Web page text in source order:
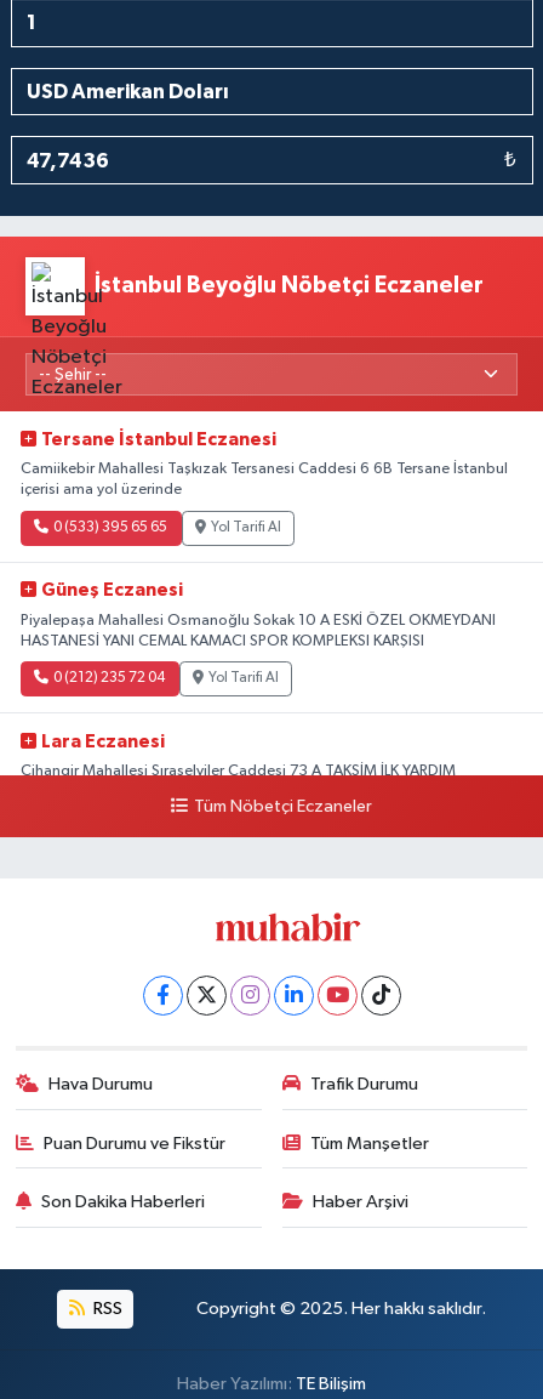
₺
İstanbul Beyoğlu Nöbetçi Eczaneler
Tersane İstanbul Eczanesi
Camiikebir Mahallesi Taşkızak Tersanesi Caddesi 6 6B Tersane İstanbul
içerisi ama yol üzerinde
0 (533) 395 65 65 Yol Tarifi Al
Güneş Eczanesi
Piyalepaşa Mahallesi Osmanoğlu Sokak 10 A ESKİ ÖZEL OKMEYDANI
HASTANESİ YANI CEMAL KAMACI SPOR KOMPLEKSI KARŞISI
0 (212) 235 72 04 Yol Tarifi Al
Lara Eczanesi
Cihangir Mahallesi Sıraselviler Caddesi 73 A TAKSİM İLK YARDIM
Tüm Nöbetçi Eczaneler
Hava Durumu Trafik Durumu
Puan Durumu ve Fikstür Tüm Manşetler
Son Dakika Haberleri Haber Arşivi
RSS Copyright © 2025. Her hakkı saklıdır.
Haber Yazılımı: TE Bilişim